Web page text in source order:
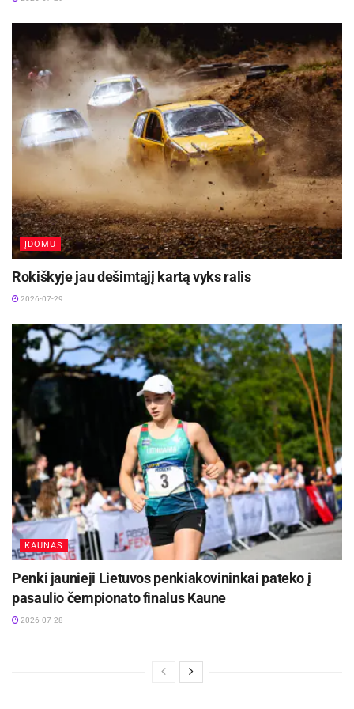
ĮDOMU
Rokiškyje jau dešimtąjį kartą vyks ralis
2026-07-29
KAUNAS
Penki jaunieji Lietuvos penkiakovininkai pateko į
pasaulio čempionato finalus Kaune
2026-07-28